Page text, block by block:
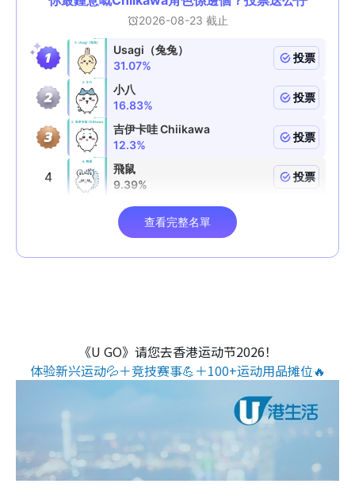
《U GO》请您去香港运动节2026！
体验新兴运动💦＋竞技赛事💪＋100+运动用品摊位🔥